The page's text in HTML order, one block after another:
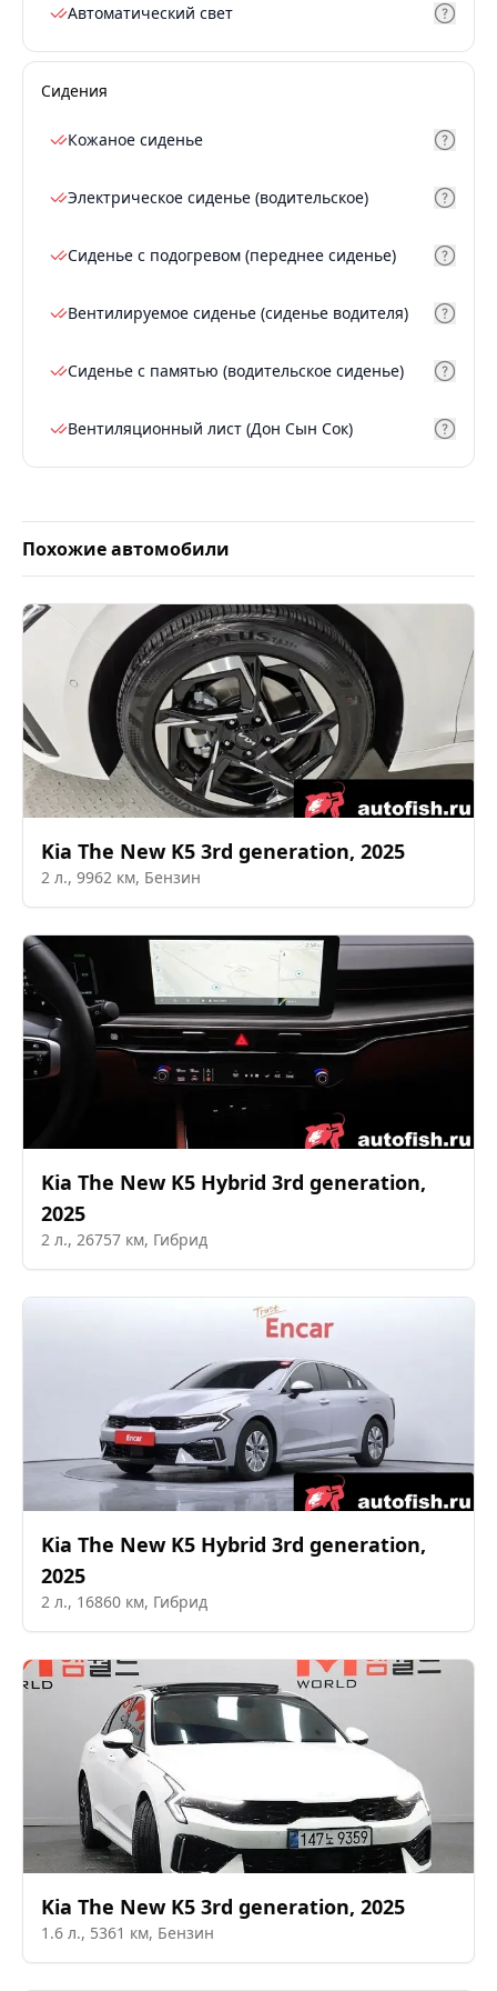
Автоматический свет
Сидения
Кожаное сиденье
Электрическое сиденье (водительское)
Сиденье с подогревом (переднее сиденье)
Вентилируемое сиденье (сиденье водителя)
Сиденье с памятью (водительское сиденье)
Вентиляционный лист (Дон Сын Сок)
Похожие автомобили
Kia The New K5 3rd generation, 2025
2 л., 9962 км, Бензин
Kia The New K5 Hybrid 3rd generation,
2025
2 л., 26757 км, Гибрид
Kia The New K5 Hybrid 3rd generation,
2025
2 л., 16860 км, Гибрид
Kia The New K5 3rd generation, 2025
1.6 л., 5361 км, Бензин